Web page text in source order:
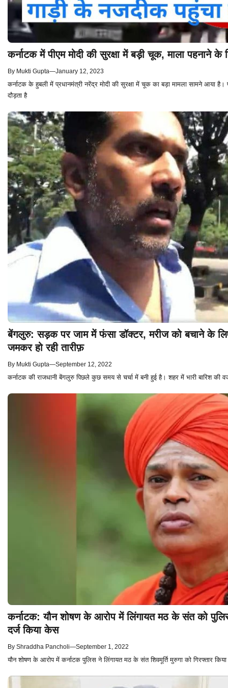
कर्नाटक में पीएम मोदी की सुरक्षा में बड़ी चूक, माला पहनाने
By Mukti Gupta—January 12, 2023
कर्नाटक के हुबली में प्रधानमंत्री नरेंद्र मोदी की सुरक्षा में चूक का बड़ा मामला सामने आया
दौड़ता है
बेंगलुरु: सड़क पर जाम में फंसा डॉक्टर, मरीज को बचाने के
जमकर हो रही तारीफ़
By Mukti Gupta—September 12, 2022
कर्नाटक की राजधानी बेंगलुरु पिछले कुछ समय से चर्चा में बनी हुई है। शहर में भारी बारिश
कर्नाटक: यौन शोषण के आरोप में लिंगायत मठ के संत को
दर्ज किया केस
By Shraddha Pancholi—September 1, 2022
यौन शोषण के आरोप में कर्नाटक पुलिस ने लिंगायत मठ के संत शिवमूर्ति मुरुगा को गिरफ्तार